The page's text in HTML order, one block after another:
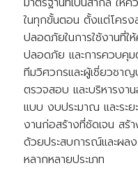
ในทุกขั้นตอน ตั้งแต่โครง
ปลอดภัยในการใช้งานที่
ปลอดภัย และการควบคุ
ทีมวิศวกรและผู้เชี่ยวชาญ
ตรวจสอบ และบริหารงา
แบบ งบประมาณ และระย
งานก่อสร้างที่ชัดเจน สร้
ด้วยประสบการณ์และผล
หลากหลายประเภท